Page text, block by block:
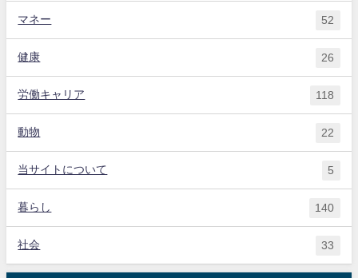
マネー 52
健康 26
労働キャリア 118
動物 22
当サイトについて 5
暮らし 140
社会 33